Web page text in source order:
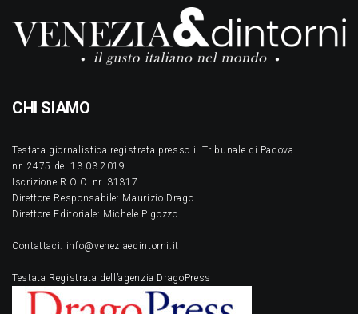
CHI SIAMO
Testata giornalistica registrata presso il Tribunale di Padova
nr. 2475 del 13.03.2019
Iscrizione R.O.C. nr. 31317
Direttore Responsabile: Maurizio Drago
Direttore Editoriale: Michele Pigozzo
Contattaci: info@veneziaedintorni.it
Testata Registrata dell’agenzia DragoPress